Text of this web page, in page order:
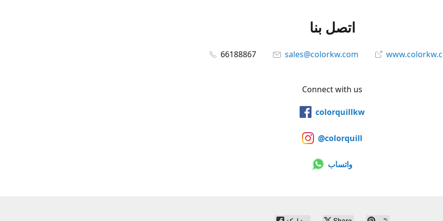
اتصل بنا
66188867 sales@colorkw.com
Connect with us
colorquillkw
@colorquill
واتساب